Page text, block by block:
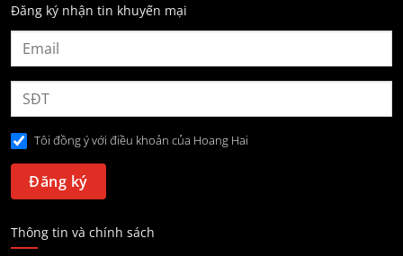
Đăng ký nhận tin khuyến mại
Tôi đồng ý với điều khoản của Hoang Hai
Thông tin và chính sách